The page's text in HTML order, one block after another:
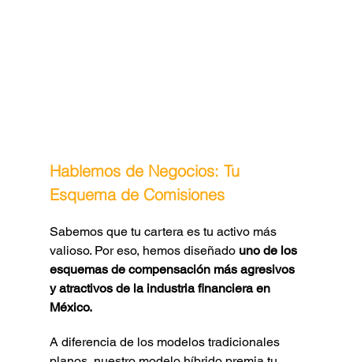
Hablemos de Negocios: Tu
Esquema de Comisiones
Sabemos que tu cartera es tu activo más
valioso. Por eso, hemos diseñado uno de los
esquemas de compensación más agresivos
y atractivos de la industria financiera en
México.
A diferencia de los modelos tradicionales